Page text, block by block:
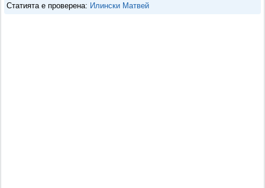
Статията е проверена: Илински Матвей